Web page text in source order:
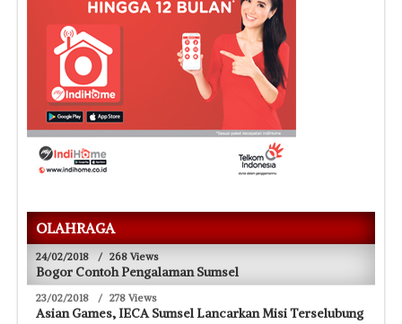
OLAHRAGA
24/02/2018 / 268 Views
Bogor Contoh Pengalaman Sumsel
23/02/2018 / 278 Views
Asian Games, IECA Sumsel Lancarkan Misi Terselubung